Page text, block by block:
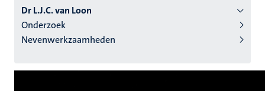
Dr L.J.C. van Loon
Onderzoek
Nevenwerkzaamheden